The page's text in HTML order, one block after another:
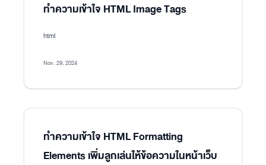
ทำความเข้าใจ HTML Image Tags
html
Nov. 29, 2024
ทำความเข้าใจ HTML Formatting
Elements เพิ่มลูกเล่นให้ข้อความในหน้าเว็บ